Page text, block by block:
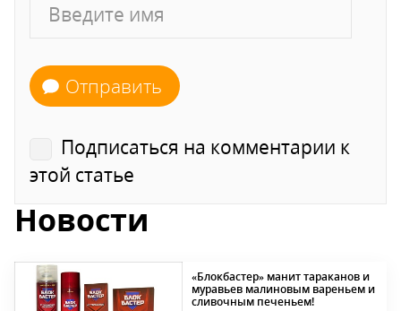
Отправить
Подписаться на комментарии к
этой статье
Новости
«Блокбастер» манит тараканов и
муравьев малиновым вареньем и
сливочным печеньем!